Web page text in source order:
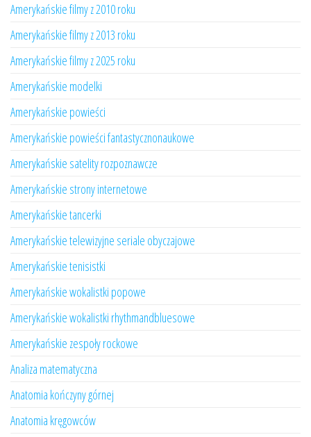
Amerykańskie filmy z 2010 roku
Amerykańskie filmy z 2013 roku
Amerykańskie filmy z 2025 roku
Amerykańskie modelki
Amerykańskie powieści
Amerykańskie powieści fantastycznonaukowe
Amerykańskie satelity rozpoznawcze
Amerykańskie strony internetowe
Amerykańskie tancerki
Amerykańskie telewizyjne seriale obyczajowe
Amerykańskie tenisistki
Amerykańskie wokalistki popowe
Amerykańskie wokalistki rhythmandbluesowe
Amerykańskie zespoły rockowe
Analiza matematyczna
Anatomia kończyny górnej
Anatomia kręgowców